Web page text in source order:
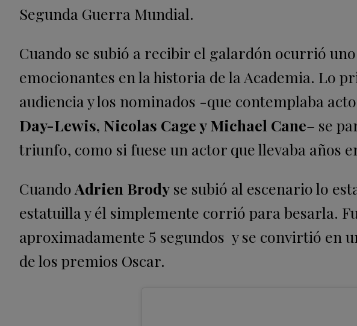
Segunda Guerra Mundial.
Cuando se subió a recibir el galardón ocurrió
emocionantes en la historia de la Academia. Lo
audiencia y los nominados -que contemplaba
Day-Lewis, Nicolas Cage y Michael Cane– se
triunfo, como si fuese un actor que llevaba años
Cuando Adrien Brody se subió al escenario lo
estatuilla y él simplemente corrió para besarla.
aproximadamente 5 segundos y se convirtió en
de los premios Oscar.